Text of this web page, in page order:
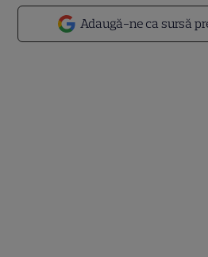
Adaugă-ne ca sursă